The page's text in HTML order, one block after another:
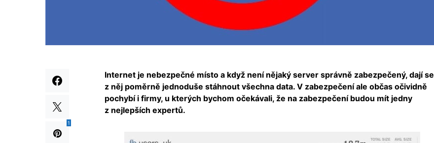
1
Internet je nebezpečné místo a když není nějaký server správně zabezpečený, dají se
z něj poměrně jednoduše stáhnout všechna data. V zabezpečení ale občas očividně
pochybí i firmy, u kterých bychom očekávali, že na zabezpečení budou mít jedny
z nejlepších expertů.